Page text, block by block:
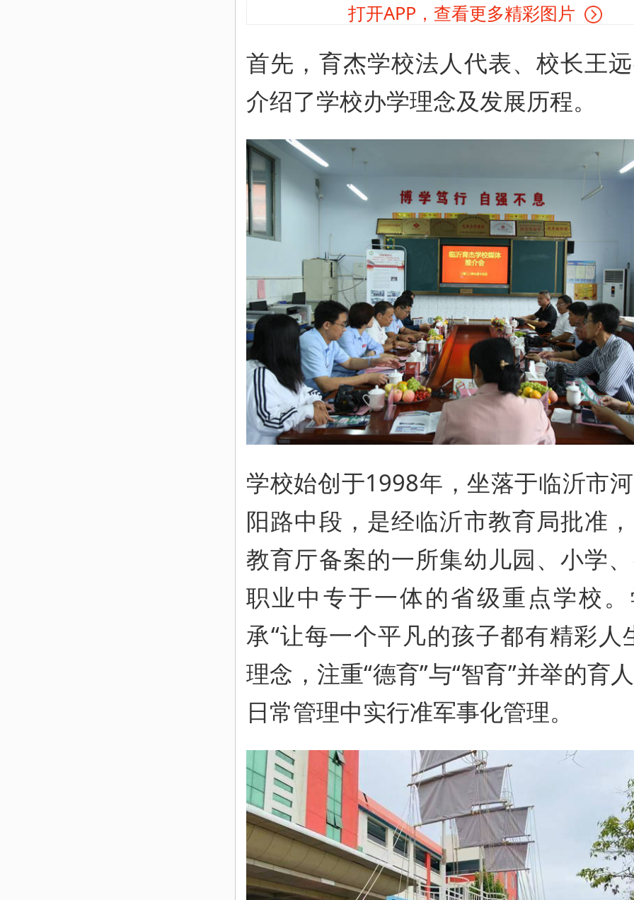
打开APP，查看更多精彩图片
首先，育杰学校法人代表、校长王
介绍了学校办学理念及发展历程。
学校始创于1998年，坐落于临沂市
阳路中段，是经临沂市教育局批准
教育厅备案的一所集幼儿园、小学
职业中专于一体的省级重点学校
承“让每一个平凡的孩子都有精彩人
理念，注重“德育”与“智育”并举的育
日常管理中实行准军事化管理。